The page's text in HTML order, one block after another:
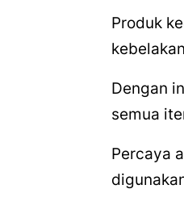
Produk
Dengan
semua
Percaya